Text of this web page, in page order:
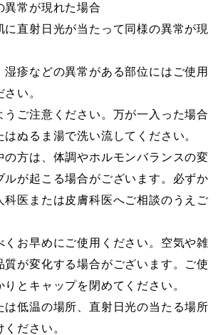
異常が現れた場合
直射日光が当たって同様の異常が現
湿疹などの異常がある部位にはご使用
い。
うご注意ください。万が一入った場合
ぬるま湯で洗い流してください。
の方は、体調やホルモンバランスの変
ルが起こる場合がございます。必ずか
科医または皮膚科医へご相談のうえご
くお早めにご使用ください。空気や雑
質が変化する場合がございます。ご使
りとキャップを閉めてください。
は低温の場所、直射日光の当たる場所
ださい。